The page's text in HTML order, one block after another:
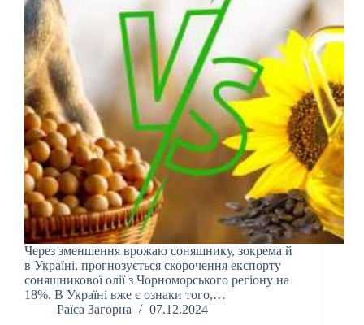
Через зменшення врожаю соняшнику, зокрема й
в Україні, прогнозується скорочення експорту
соняшникової олії з Чорноморського регіону на
18%. В Україні вже є ознаки того,…
Раїса Загорна
07.12.2024